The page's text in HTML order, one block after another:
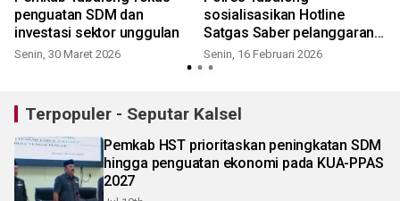
penguatan SDM dan
investasi sektor unggulan
Senin, 30 Maret 2026
sosialisasikan Hotline
Satgas Saber pelanggaran
pangan
Senin, 16 Februari 2026
Terpopuler - Seputar Kalsel
Pemkab HST prioritaskan peningkatan SDM
hingga penguatan ekonomi pada KUA-PPAS
2027